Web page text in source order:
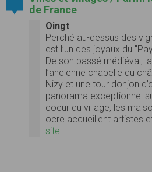
de France
Oingt
Perché au-dessus des
est l’un des joyaux du
De son passé médiéval,
l’ancienne chapelle du
Nizy et une tour donjon
panorama exceptionnel
coeur du village, les
ocre accueillent artistes et
site